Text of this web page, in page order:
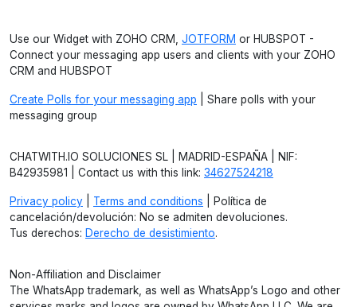
Use our Widget with ZOHO CRM, JOTFORM or HUBSPOT -
Connect your messaging app users and clients with your ZOHO
CRM and HUBSPOT
Create Polls for your messaging app | Share polls with your
messaging group
CHATWITH.IO SOLUCIONES SL | MADRID-ESPAÑA | NIF:
B42935981 | Contact us with this link: 34627524218
Privacy policy Terms and conditions | Política de
cancelación/devolución: No se admiten devoluciones.
Tus derechos: Derecho de desistimiento.
Non-Affiliation and Disclaimer
The WhatsApp trademark, as well as WhatsApp’s Logo and other